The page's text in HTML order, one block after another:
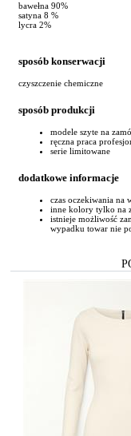
bawełna 90%
satyna 8 %
lycra 2%
sposób konserwacji
czyszczenie chemiczne
sposób produkcji
modele szyte na
ręczna praca
serie limitowane
dodatkowe informacje
czas oczekiwania na
inne kolory tylko na
istnieje możliwość
wypadku towar nie